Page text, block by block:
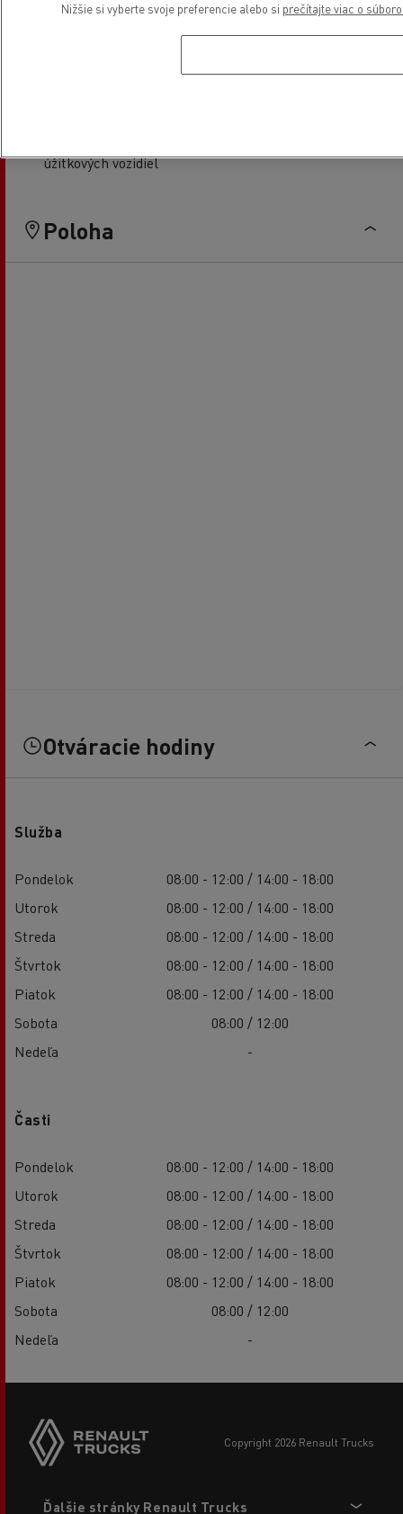
úžitkových vozidiel
Poloha
Otváracie hodiny
Služba
Pondelok
08:00 - 12:00 / 14:00 - 18:00
Utorok
08:00 - 12:00 / 14:00 - 18:00
Streda
08:00 - 12:00 / 14:00 - 18:00
Štvrtok
08:00 - 12:00 / 14:00 - 18:00
Piatok
08:00 - 12:00 / 14:00 - 18:00
Sobota
08:00 / 12:00
Nedeľa
-
Časti
Pondelok
08:00 - 12:00 / 14:00 - 18:00
Utorok
08:00 - 12:00 / 14:00 - 18:00
Streda
08:00 - 12:00 / 14:00 - 18:00
Štvrtok
08:00 - 12:00 / 14:00 - 18:00
Piatok
08:00 - 12:00 / 14:00 - 18:00
Sobota
08:00 / 12:00
Nedeľa
-
copyright 2026 Renault Trucks
Ďalšie stránky Renault Trucks
Nižšie si vyberte svoje preferencie alebo si prečítajte viac o